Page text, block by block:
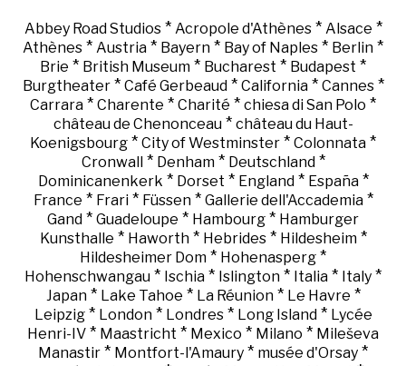
Abbey Road Studios* Acropole d'Athènes* Alsace *
Athènes * Austria * Bayern * Bay of Naples * Berlin *
Brie * British Museum * Bucharest * Budapest *
Burgtheater* Café Gerbeaud* California* Cannes*
Carrara * Charente * Charité * chiesa di San Polo *
château de Chenonceau* château du Haut-
Koenigsbourg * City of Westminster * Colonnata *
Cronwall* Denham* Deutschland*
Dominicanenkerk * Dorset * England* España*
France * Frari* Füssen* Gallerie dell'Accademia*
Gand * Guadeloupe * Hambourg * Hamburger
Kunsthalle * Haworth* Hebrides* Hildesheim*
Hildesheimer Dom * Hohenasperg *
Hohenschwangau * Ischia * Islington * Italia * Italy *
Japan* Lake Tahoe * La Réunion* Le Havre *
Leipzig* London* Londres* Long Island* Lycée
Henri-IV * Maastricht * Mexico * Milano * Mileševa
Manastir * Montfort-l'Amaury * musée d'Orsay *